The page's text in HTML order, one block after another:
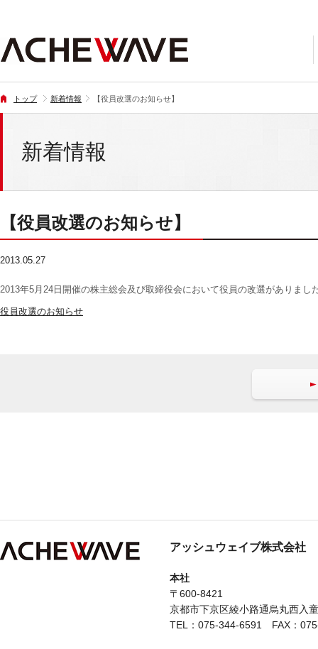
トップ 新着情報 【役員改選のお知らせ】
新着情報
【役員改選のお知らせ】
2013.05.27
2013年5月24日開催の株主総会及び取締役会において役員の改選がありまし
役員改選のお知らせ
アッシュウェイブ株式会社
本社
〒600-8421
京都市下京区綾小路通烏丸西入
TEL：075-344-6591 FAX：